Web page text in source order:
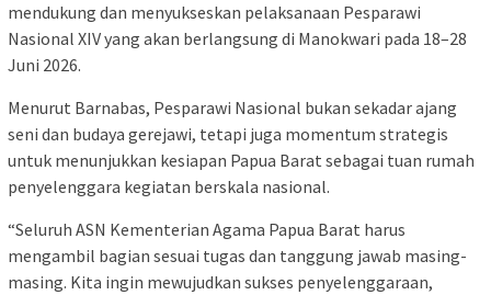
mendukung dan menyukseskan pelaksanaan Pesparawi
Nasional XIV yang akan berlangsung di Manokwari pada 18–28
Juni 2026.
Menurut Barnabas, Pesparawi Nasional bukan sekadar ajang
seni dan budaya gerejawi, tetapi juga momentum strategis
untuk menunjukkan kesiapan Papua Barat sebagai tuan rumah
penyelenggara kegiatan berskala nasional.
“Seluruh ASN Kementerian Agama Papua Barat harus
mengambil bagian sesuai tugas dan tanggung jawab masing-
masing. Kita ingin mewujudkan sukses penyelenggaraan,